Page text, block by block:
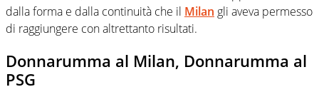
dalla forma e dalla continuità che il Milan gli aveva permesso
di raggiungere con altrettanto risultati.
Donnarumma al Milan, Donnarumma al
PSG